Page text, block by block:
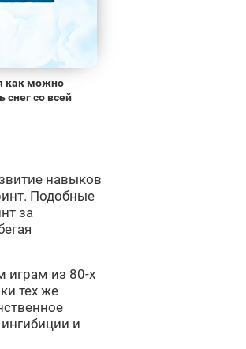
как можно
снег со всей
навыков
Подобные
за
играм из 80-х
тех же
и